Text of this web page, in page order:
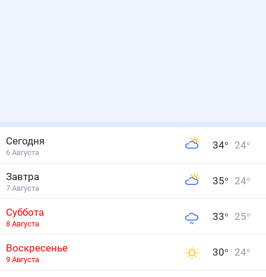
Сегодня
6 Августа
34° 24°
Завтра
7 Августа
35° 24°
Суббота
8 Августа
33° 25°
Воскресенье
9 Августа
30° 24°